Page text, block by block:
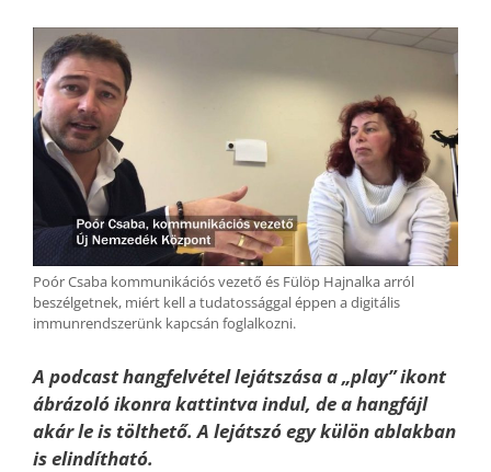
Poór Csaba kommunikációs vezető és Fülöp Hajnalka arról
beszélgetnek, miért kell a tudatossággal éppen a digitális
immunrendszerünk kapcsán foglalkozni.
A podcast hangfelvétel lejátszása a „play” ikont
ábrázoló ikonra kattintva indul, de a hangfájl
akár le is tölthető. A lejátszó egy külön ablakban
is elindítható.